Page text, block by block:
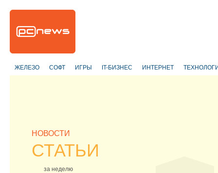
ЖЕЛЕЗО СОФТ ИГРЫ IT-БИЗНЕС ИНТЕРНЕТ
НОВОСТИ
СТАТЬИ
за неделю